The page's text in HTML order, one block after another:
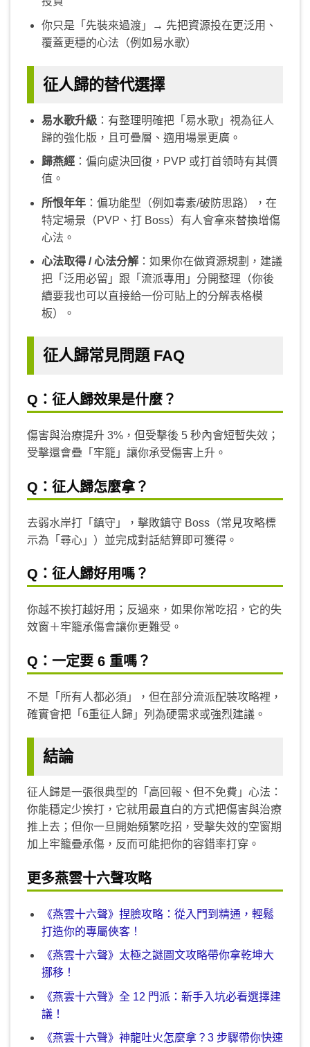
你只是「先裝來過渡」→ 先把資源投在更泛用、
覆蓋更穩的心法（例如易水歌）
征人歸的替代選擇
易水歌升級：有整理明確把「易水歌」視為征人
歸的強化版，且可疊層、適用場景更廣。
歸燕經：偏向處決回復，PVP 或打首領時有其價
值。
所恨年年：偏功能型（例如毒素/破防思路），在
特定場景（PVP、打 Boss）有人會拿來替換增傷
心法。
心法取得 / 心法分解：如果你在做資源規劃，建議
把「泛用必留」跟「流派專用」分開整理（你後
續要我也可以直接給一份可貼上的分解表格模
板）。
征人歸常見問題 FAQ
Q：征人歸效果是什麼？
傷害與治療提升 3%，但受擊後 5 秒內會短暫失效；
受擊還會疊「牢籠」讓你承受傷害上升。
Q：征人歸怎麼拿？
去弱水岸打「鎮守」，擊敗鎮守 Boss（常見攻略標
示為「尋心」）並完成對話結算即可獲得。
Q：征人歸好用嗎？
你越不挨打越好用；反過來，如果你常吃招，它的失
效窗＋牢籠承傷會讓你更難受。
Q：一定要 6 重嗎？
不是「所有人都必須」，但在部分流派配裝攻略裡，
確實會把「6重征人歸」列為硬需求或強烈建議。
結論
征人歸是一張很典型的「高回報、但不免費」心法：
你能穩定少挨打，它就用最直白的方式把傷害與治療
推上去；但你一旦開始頻繁吃招，受擊失效的空窗期
加上牢籠疊承傷，反而可能把你的容錯率打穿。
更多燕雲十六聲攻略
《燕雲十六聲》捏臉攻略：從入門到精通，輕鬆
打造你的專屬俠客！
《燕雲十六聲》太極之謎圖文攻略帶你拿乾坤大
挪移！
《燕雲十六聲》全 12 門派：新手入坑必看選擇建
議！
《燕雲十六聲》神龍吐火怎麼拿？3 步驟帶你快速